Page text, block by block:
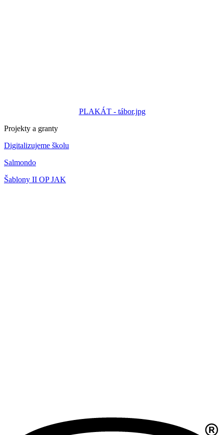
PLAKÁT - tábor.jpg
Projekty a granty
Digitalizujeme školu
Salmondo
Šablony II OP JAK